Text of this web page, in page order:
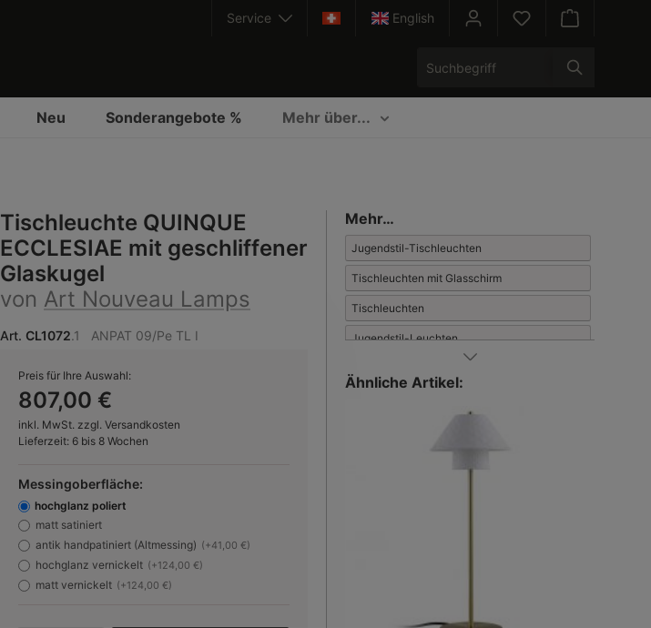
Service
English
Neu Sonderangebote % Mehr über...
Tischleuchte QUINQUE
ECCLESIAE mit geschliffener
Glaskugel
von Art Nouveau Lamps
Art. CL1072.1 ANPAT 09/Pe TL I
Preis für Ihre Auswahl:
807,00 €
inkl. MwSt. zzgl. Versandkosten
Lieferzeit: 6 bis 8 Wochen
Messingoberfläche:
hochglanz poliert
matt satiniert
antik handpatiniert (Altmessing) (+41,00 €)
hochglanz vernickelt (+124,00 €)
matt vernickelt (+124,00 €)
Mehr…
Jugendstil-Tischleuchten
Tischleuchten mit Glasschirm
Tischleuchten
Jugendstil-Leuchten
Ähnliche Artikel: